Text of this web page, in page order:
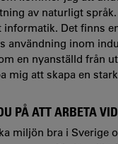
av naturligt
Det finns
användning inom
en nyanställd från
mig att skapa en
PÅ ATT ARBETA
miljön bra i Sverige